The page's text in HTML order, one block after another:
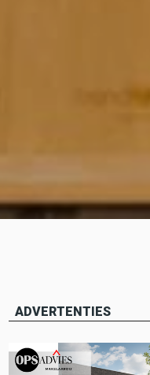
ADVERTENTIES